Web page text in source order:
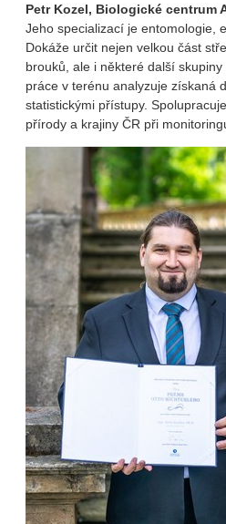
Petr Kozel, Biologické centrum
Jeho specializací je entomologie,
Dokáže určit nejen velkou část
brouků, ale i některé další
práce v terénu analyzuje získaná
statistickými přístupy.
přírody a krajiny ČR při